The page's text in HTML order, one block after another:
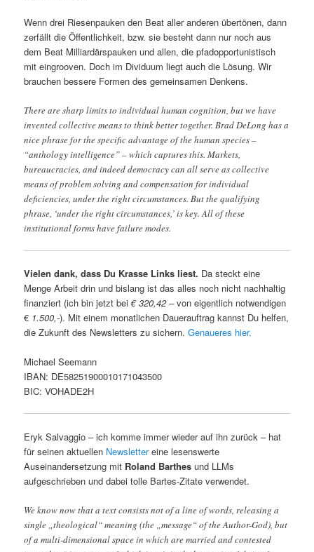
Wenn drei Riesenpauken den Beat aller anderen übertönen, dann
zerfällt die Öffentlichkeit, bzw. sie besteht dann nur noch aus
dem Beat Milliardärspauken und allen, die pfadopportunistisch
mit eingrooven. Doch im Dividuum liegt auch die Lösung. Wir
brauchen bessere Formen des gemeinsamen Denkens.
There are sharp limits to individual human cognition, but we have
invented collective means to think better together. Brad DeLong has a
nice phrase for the specific advantage of the human species –
“anthology intelligence” – which captures this. Markets,
bureaucracies, and indeed democracy can all serve as collective
means of problem solving and compensation for individual
deficiencies, under the right circumstances. But the qualifying
phrase, ‘under the right circumstances,’ is key. All of these
institutional forms have failure modes.
Vielen dank, dass Du Krasse Links liest. Da steckt eine
Menge Arbeit drin und bislang ist das alles noch nicht nachhaltig
finanziert (ich bin jetzt bei€ 320,42 –von eigentlich notwendigen
€ 1.500,-). Mit einem monatlichen Dauerauftrag kannst Du helfen,
die Zukunft des Newsletters zu sichern.Genaueres hier.
Michael Seemann
IBAN: DE58251900010171043500
BIC: VOHADE2H
Eryk Salvaggio – ich komme immer wieder auf ihn zurück – hat
für seinen aktuellen Newslettereine lesenswerte
Auseinandersetzung mit Roland Barthes und LLMs
aufgeschrieben und dabei tolle Bartes-Zitate verwendet.
We know now that a text consists not of a line of words, releasing a
single „theological“ meaning (the „message“ of the Author-God), but
of a multi-dimensional space in which are married and contested